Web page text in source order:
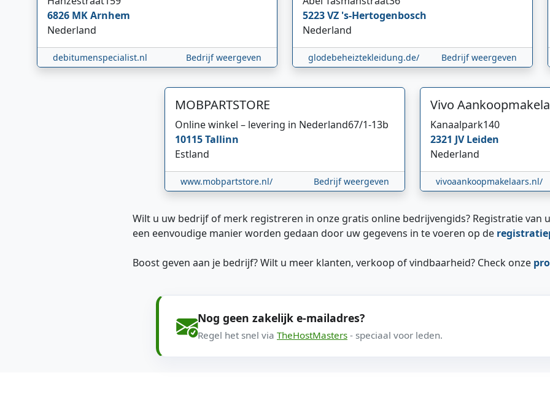
6826 MKArnhem
Nederland
debitumenspecialist.nl Bedrijf weergeven
5223 VZ 's-Hertogenbosch
Nederland
glodebeheiztekleidung.de/ Bedrijf weergeven
MOBPARTSTORE
Online winkel – levering in Nederland67/1-13b
10115Tallinn
Estland
www.mobpartstore.nl/ Bedrijf weergeven
Vivo
Kanaalpark140
2321 JVLeiden
Nederland
vivoaankoopmakelaars.nl/
Wilt u uw bedrijf of merk registreren in onze gratis online bedrijvengids? Registratie van
een eenvoudige manier worden gedaan door uw gegevens in te voeren op de
Boost geven aan je bedrijf? Wilt u meer klanten, verkoop of vindbaarheid? Check onze
Nog geen zakelijk e-mailadres?
Regel het snel via TheHostMasters - speciaal voor leden.